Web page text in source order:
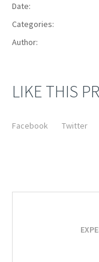
Date:
Categories:
Author:
LIKE THIS
Facebook Twitter